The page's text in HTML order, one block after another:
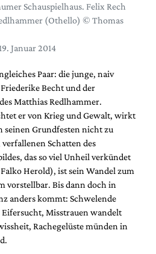
Schauspielhaus. Felix Rech
(Othello) © Thomas
Januar 2014
Paar: die junge, naiv
Becht und der
Matthias Redlhammer.
er von Krieg und Gewalt, wirkt
seinen Grundfesten nicht zu
Schatten des
das so viel Unheil verkündet
Herold), ist sein Wandel zum
vorstellbar. Bis dann doch in
anders kommt: Schwelende
Misstrauen wandelt
Rachegelüste münden in